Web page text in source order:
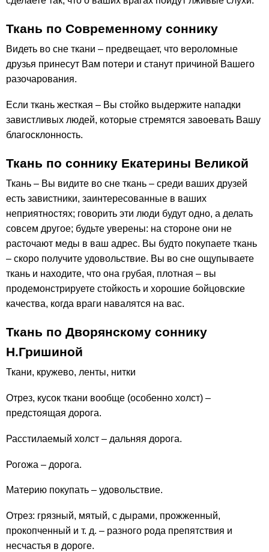
Ткань по Современному соннику
Видеть во сне ткани – предвещает, что вероломные
друзья принесут Вам потери и станут причиной Вашего
разочарования.
Если ткань жесткая – Вы стойко выдержите нападки
завистливых людей, которые стремятся завоевать Вашу
благосклонность.
Ткань по соннику Екатерины Великой
Ткань – Вы видите во сне ткань – среди ваших друзей
есть завистники, заинтересованные в ваших
неприятностях; говорить эти люди будут одно, а делать
совсем другое; будьте уверены: на стороне они не
расточают меды в ваш адрес. Вы будто покупаете ткань
– скоро получите удовольствие. Вы во сне ощупываете
ткань и находите, что она грубая, плотная – вы
продемонстрируете стойкость и хорошие бойцовские
качества, когда враги навалятся на вас.
Ткань по Дворянскому соннику
Н.Гришиной
Ткани, кружево, ленты, нитки
Отрез, кусок ткани вообще (особенно холст) –
предстоящая дорога.
Расстилаемый холст – дальняя дорога.
Рогожа – дорога.
Материю покупать – удовольствие.
Отрез: грязный, мятый, с дырами, прожженный,
прокопченный и т. д. – разного рода препятствия и
несчастья в дороге.